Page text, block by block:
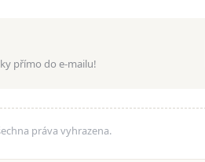
přímo do e-mailu!
práva vyhrazena.